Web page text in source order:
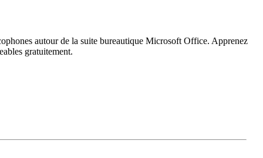
autour de la suite bureautique Microsoft Office. Apprenez
gratuitement.